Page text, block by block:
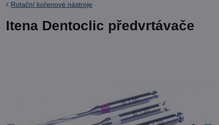
Rotační kořenové nástroje
Itena Dentoclic předvrtávače